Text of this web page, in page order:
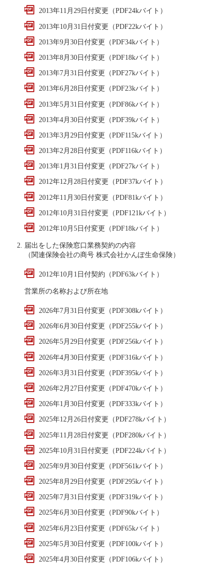
2013年11月29日付変更（PDF24kバイト）
2013年10月31日付変更（PDF22kバイト）
2013年9月30日付変更（PDF34kバイト）
2013年8月30日付変更（PDF18kバイト）
2013年7月31日付変更（PDF27kバイト）
2013年6月28日付変更（PDF23kバイト）
2013年5月31日付変更（PDF86kバイト）
2013年4月30日付変更（PDF39kバイト）
2013年3月29日付変更（PDF115kバイト）
2013年2月28日付変更（PDF116kバイト）
2013年1月31日付変更（PDF27kバイト）
2012年12月28日付変更（PDF37kバイト）
2012年11月30日付変更（PDF81kバイト）
2012年10月31日付変更（PDF121kバイト）
2012年10月5日付変更（PDF18kバイト）
届出をした保険窓口業務契約の内容
（関連保険会社の商号 株式会社かんぽ生命保険）
2012年10月1日付契約（PDF63kバイト）
営業所の名称および所在地
2026年7月31日付変更（PDF308kバイト）
2026年6月30日付変更（PDF255kバイト）
2026年5月29日付変更（PDF256kバイト）
2026年4月30日付変更（PDF316kバイト）
2026年3月31日付変更（PDF395kバイト）
2026年2月27日付変更（PDF470kバイト）
2026年1月30日付変更（PDF333kバイト）
2025年12月26日付変更（PDF278kバイト）
2025年11月28日付変更（PDF280kバイト）
2025年10月31日付変更（PDF224kバイト）
2025年9月30日付変更（PDF561kバイト）
2025年8月29日付変更（PDF295kバイト）
2025年7月31日付変更（PDF319kバイト）
2025年6月30日付変更（PDF90kバイト）
2025年6月23日付変更（PDF65kバイト）
2025年5月30日付変更（PDF100kバイト）
2025年4月30日付変更（PDF106kバイト）